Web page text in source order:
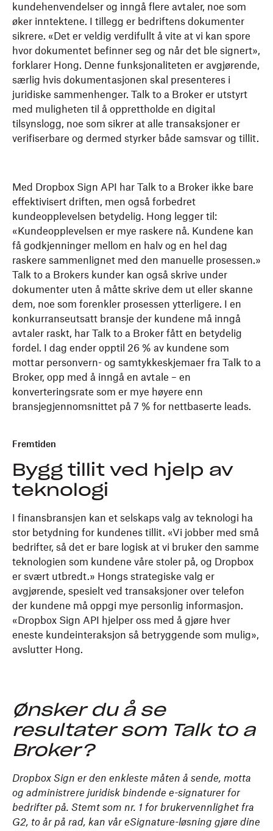
kundehenvendelser og inngå flere avtaler, noe som
øker inntektene. I tillegg er bedriftens dokumenter
sikrere. «Det er veldig verdifullt å vite at vi kan spore
hvor dokumentet befinner seg og når det ble signert»,
forklarer Hong. Denne funksjonaliteten er avgjørende,
særlig hvis dokumentasjonen skal presenteres i
juridiske sammenhenger. Talk to a Broker er utstyrt
med muligheten til å opprettholde en digital
tilsynslogg, noe som sikrer at alle transaksjoner er
verifiserbare og dermed styrker både samsvar og tillit.
Med Dropbox Sign API har Talk to a Broker ikke bare
effektivisert driften, men også forbedret
kundeopplevelsen betydelig. Hong legger til:
«Kundeopplevelsen er mye raskere nå. Kundene kan
få godkjenninger mellom en halv og en hel dag
raskere sammenlignet med den manuelle prosessen.»
Talk to a Brokers kunder kan også skrive under
dokumenter uten å måtte skrive dem ut eller skanne
dem, noe som forenkler prosessen ytterligere. I en
konkurranseutsatt bransje der kundene må inngå
avtaler raskt, har Talk to a Broker fått en betydelig
fordel. I dag ender opptil 26 % av kundene som
mottar personvern- og samtykkeskjemaer fra Talk to a
Broker, opp med å inngå en avtale – en
konverteringsrate som er mye høyere enn
bransjegjennomsnittet på 7 % for nettbaserte leads.
Fremtiden
Bygg tillit ved hjelp av
teknologi
I finansbransjen kan et selskaps valg av teknologi ha
stor betydning for kundenes tillit. «Vi jobber med små
bedrifter, så det er bare logisk at vi bruker den samme
teknologien som kundene våre stoler på, og Dropbox
er svært utbredt.» Hongs strategiske valg er
avgjørende, spesielt ved transaksjoner over telefon
der kundene må oppgi mye personlig informasjon.
«Dropbox Sign API hjelper oss med å gjøre hver
eneste kundeinteraksjon så betryggende som mulig»,
avslutter Hong.
Ønsker du å se
resultater som Talk to a
Broker?
Dropbox Sign er den enkleste måten å sende, motta
og administrere juridisk bindende e-signaturer for
bedrifter på. Stemt som nr. 1 for brukervennlighet fra
G2, to år på rad, kan vår eSignature-løsning gjøre dine